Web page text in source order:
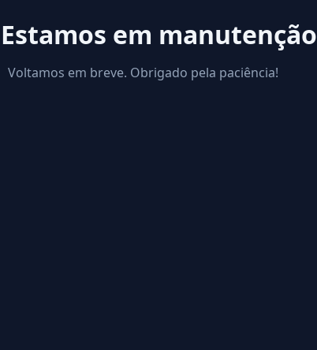
Estamos em manutenção
Voltamos em breve. Obrigado pela paciência!